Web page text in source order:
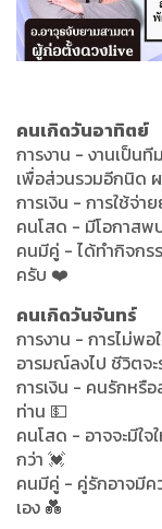
คนเกิดวันอาทิตย์
การงาน - งานเป็น
เพื่อส่วนรวมอีกนิด
การเงิน - การใช้จ่า
คนโสด - มีโอกาส
คนมีคู่ - ได้ทำกิจกร
ครับ ❤️
คนเกิดวันจันทร์
การงาน - การไม่พ
อารมณ์ลงไป ชีวิตจ
การเงิน - คนรักหรือ
ท่าน 💵
คนโสด - อาจจะมีใ
กว่า 💓
คนมีคู่ - คู่รักอาจมีค
เอง 💑